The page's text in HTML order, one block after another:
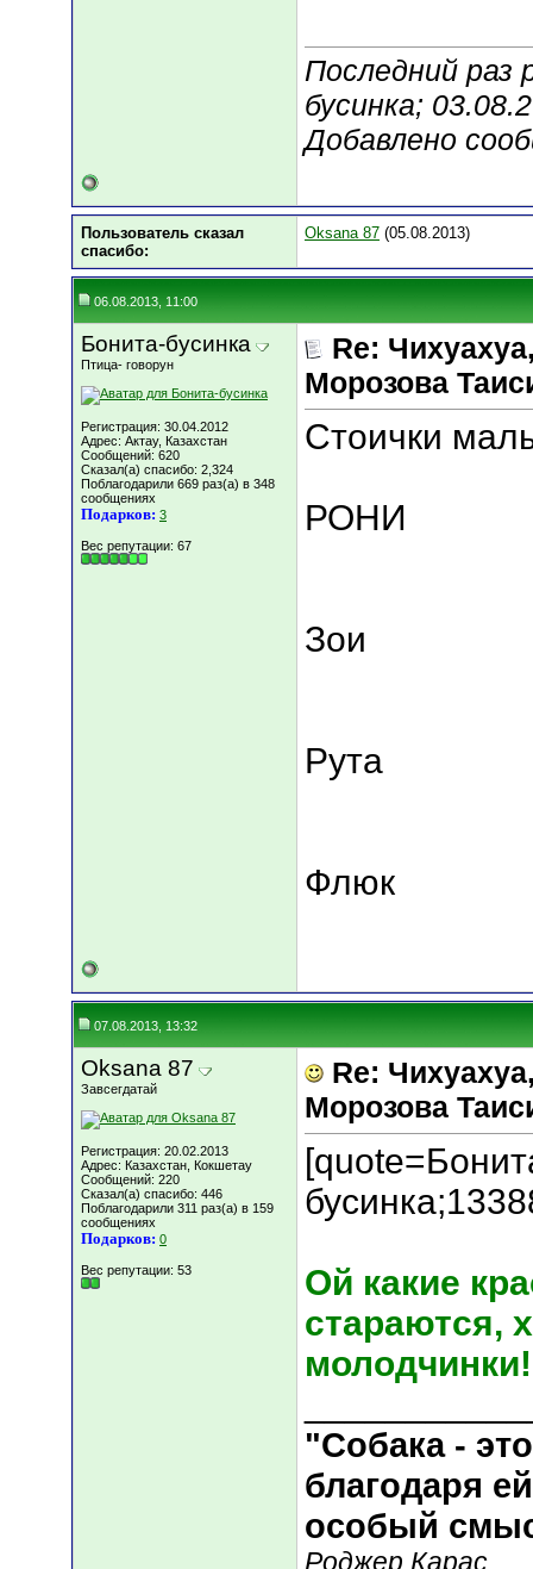
Последний раз
бусинка;
Добавлено
Пользователь сказал
cпасибо:
Oksana 87 (05.08.2013)
06.08.2013, 11:00
Бонита-бусинка
Птица- говорун
Регистрация: 30.04.2012
Адрес: Актау, Казахстан
Сообщений: 620
Сказал(а) спасибо: 2,324
Поблагодарили 669 раз(а) в 348
сообщениях
Подарков: 3
Вес репутации: 67
Re:
Морозова
Стоички
РОНИ
Зои
Рута
Флюк
07.08.2013, 13:32
Oksana 87
Завсегдатай
Регистрация: 20.02.2013
Адрес: Казахстан, Кокшетау
Сообщений: 220
Сказал(а) спасибо: 446
Поблагодарили 311 раз(а) в 159
сообщениях
Подарков: 0
Вес репутации: 53
Re:
Морозова
Ой какие
стараются,
молодчинки!
"Собака -
благодаря
особый
Роджер Карас